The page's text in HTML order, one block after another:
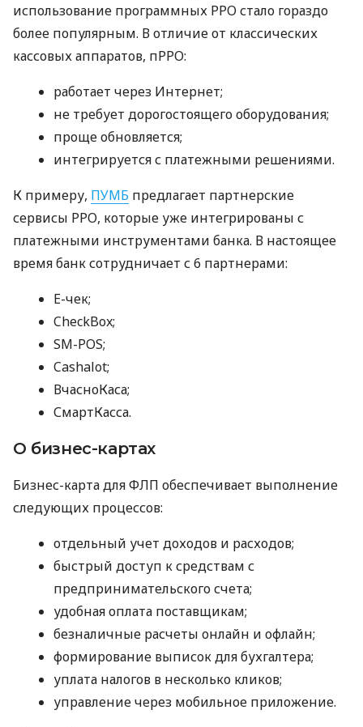
использование программных РРО стало гораздо
более популярным. В отличие от классических
кассовых аппаратов, пРРО:
работает через Интернет;
не требует дорогостоящего оборудования;
проще обновляется;
интегрируется с платежными решениями.
К примеру, ПУМБ предлагает партнерские
сервисы РРО, которые уже интегрированы с
платежными инструментами банка. В настоящее
время банк сотрудничает с 6 партнерами:
E-чек;
CheckBox;
SM-POS;
Cashalot;
ВчасноКаса;
СмартКасса.
О бизнес-картах
Бизнес-карта для ФЛП обеспечивает выполнение
следующих процессов:
отдельный учет доходов и расходов;
быстрый доступ к средствам с
предпринимательского счета;
удобная оплата поставщикам;
безналичные расчеты онлайн и офлайн;
формирование выписок для бухгалтера;
уплата налогов в несколько кликов;
управление через мобильное приложение.